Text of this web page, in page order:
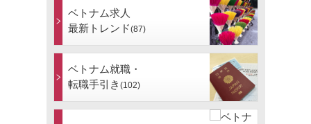
ベトナム求人
最新トレンド(87)
ベトナム就職・
転職手引き (102)